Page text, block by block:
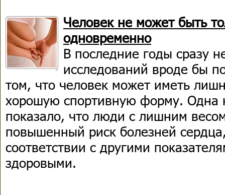
Человек не может быть
одновременно
В последние годы сразу
исследований вроде бы
том, что человек может иметь
хорошую спортивную форму. Одна
показало, что люди с лишним
повышенный риск болезней
соответствии с другими
здоровыми.